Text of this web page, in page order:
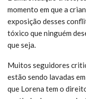
momento em que a
exposição desses
tóxico que ninguém
que seja.
Muitos seguidores
estão sendo lavadas
que Lorena tem o